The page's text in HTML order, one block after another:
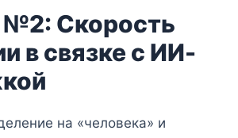
Скорость
в связке с ИИ-
на «человека» и